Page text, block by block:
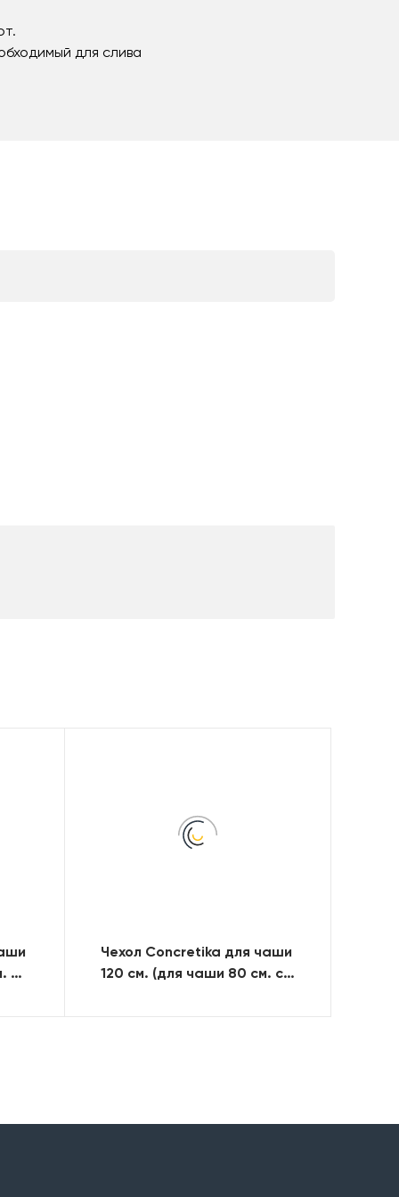
для слива
с
Чехол Concretika для чаши
120 см. (для чаши 80 см. с